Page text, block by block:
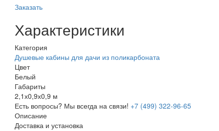
Заказать
Характеристики
Категория
Душевые кабины для дачи из поликарбоната
Цвет
Белый
Габариты
2,1х0,9х0,9 м
Есть вопросы? Мы всегда на связи! +7 (499) 322-96-65
Описание
Доставка и установка